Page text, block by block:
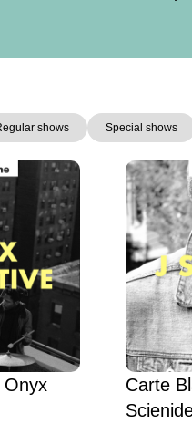
shows Special shows
Onyx
Carte
PagePage PagePage